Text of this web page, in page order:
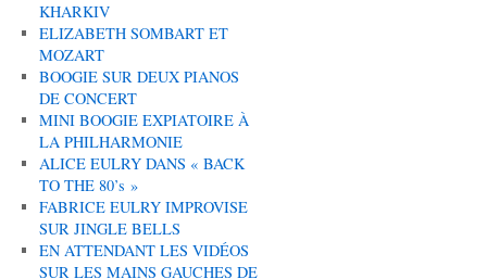
KHARKIV
ELIZABETH SOMBART ET
MOZART
BOOGIE SUR DEUX PIANOS
DE CONCERT
MINI BOOGIE EXPIATOIRE À
LA PHILHARMONIE
ALICE EULRY DANS « BACK
TO THE 80’s »
FABRICE EULRY IMPROVISE
SUR JINGLE BELLS
EN ATTENDANT LES VIDÉOS
SUR LES MAINS GAUCHES DE